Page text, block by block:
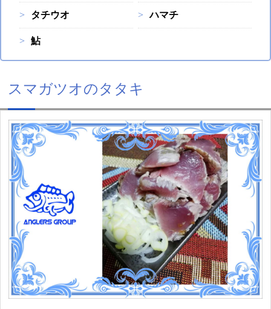
タチウオ ハマチ
鮎
スマガツオのタタキ